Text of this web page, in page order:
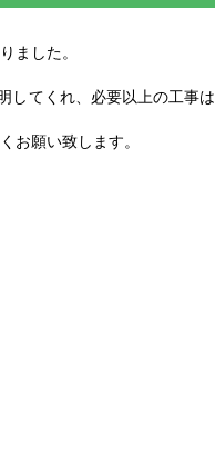
ました。
してくれ、必要以上の工事は
お願い致します。